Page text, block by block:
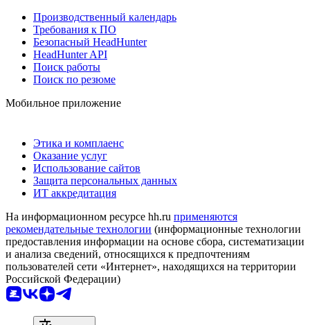
Производственный календарь
Требования к ПО
Безопасный HeadHunter
HeadHunter API
Поиск работы
Поиск по резюме
Мобильное приложение
Этика и комплаенс
Оказание услуг
Использование сайтов
Защита персональных данных
ИТ аккредитация
На информационном ресурсе hh.ru применяются
рекомендательные технологии (информационные технологии
предоставления информации на основе сбора, систематизации
и анализа сведений, относящихся к предпочтениям
пользователей сети «Интернет», находящихся на территории
Российской Федерации)